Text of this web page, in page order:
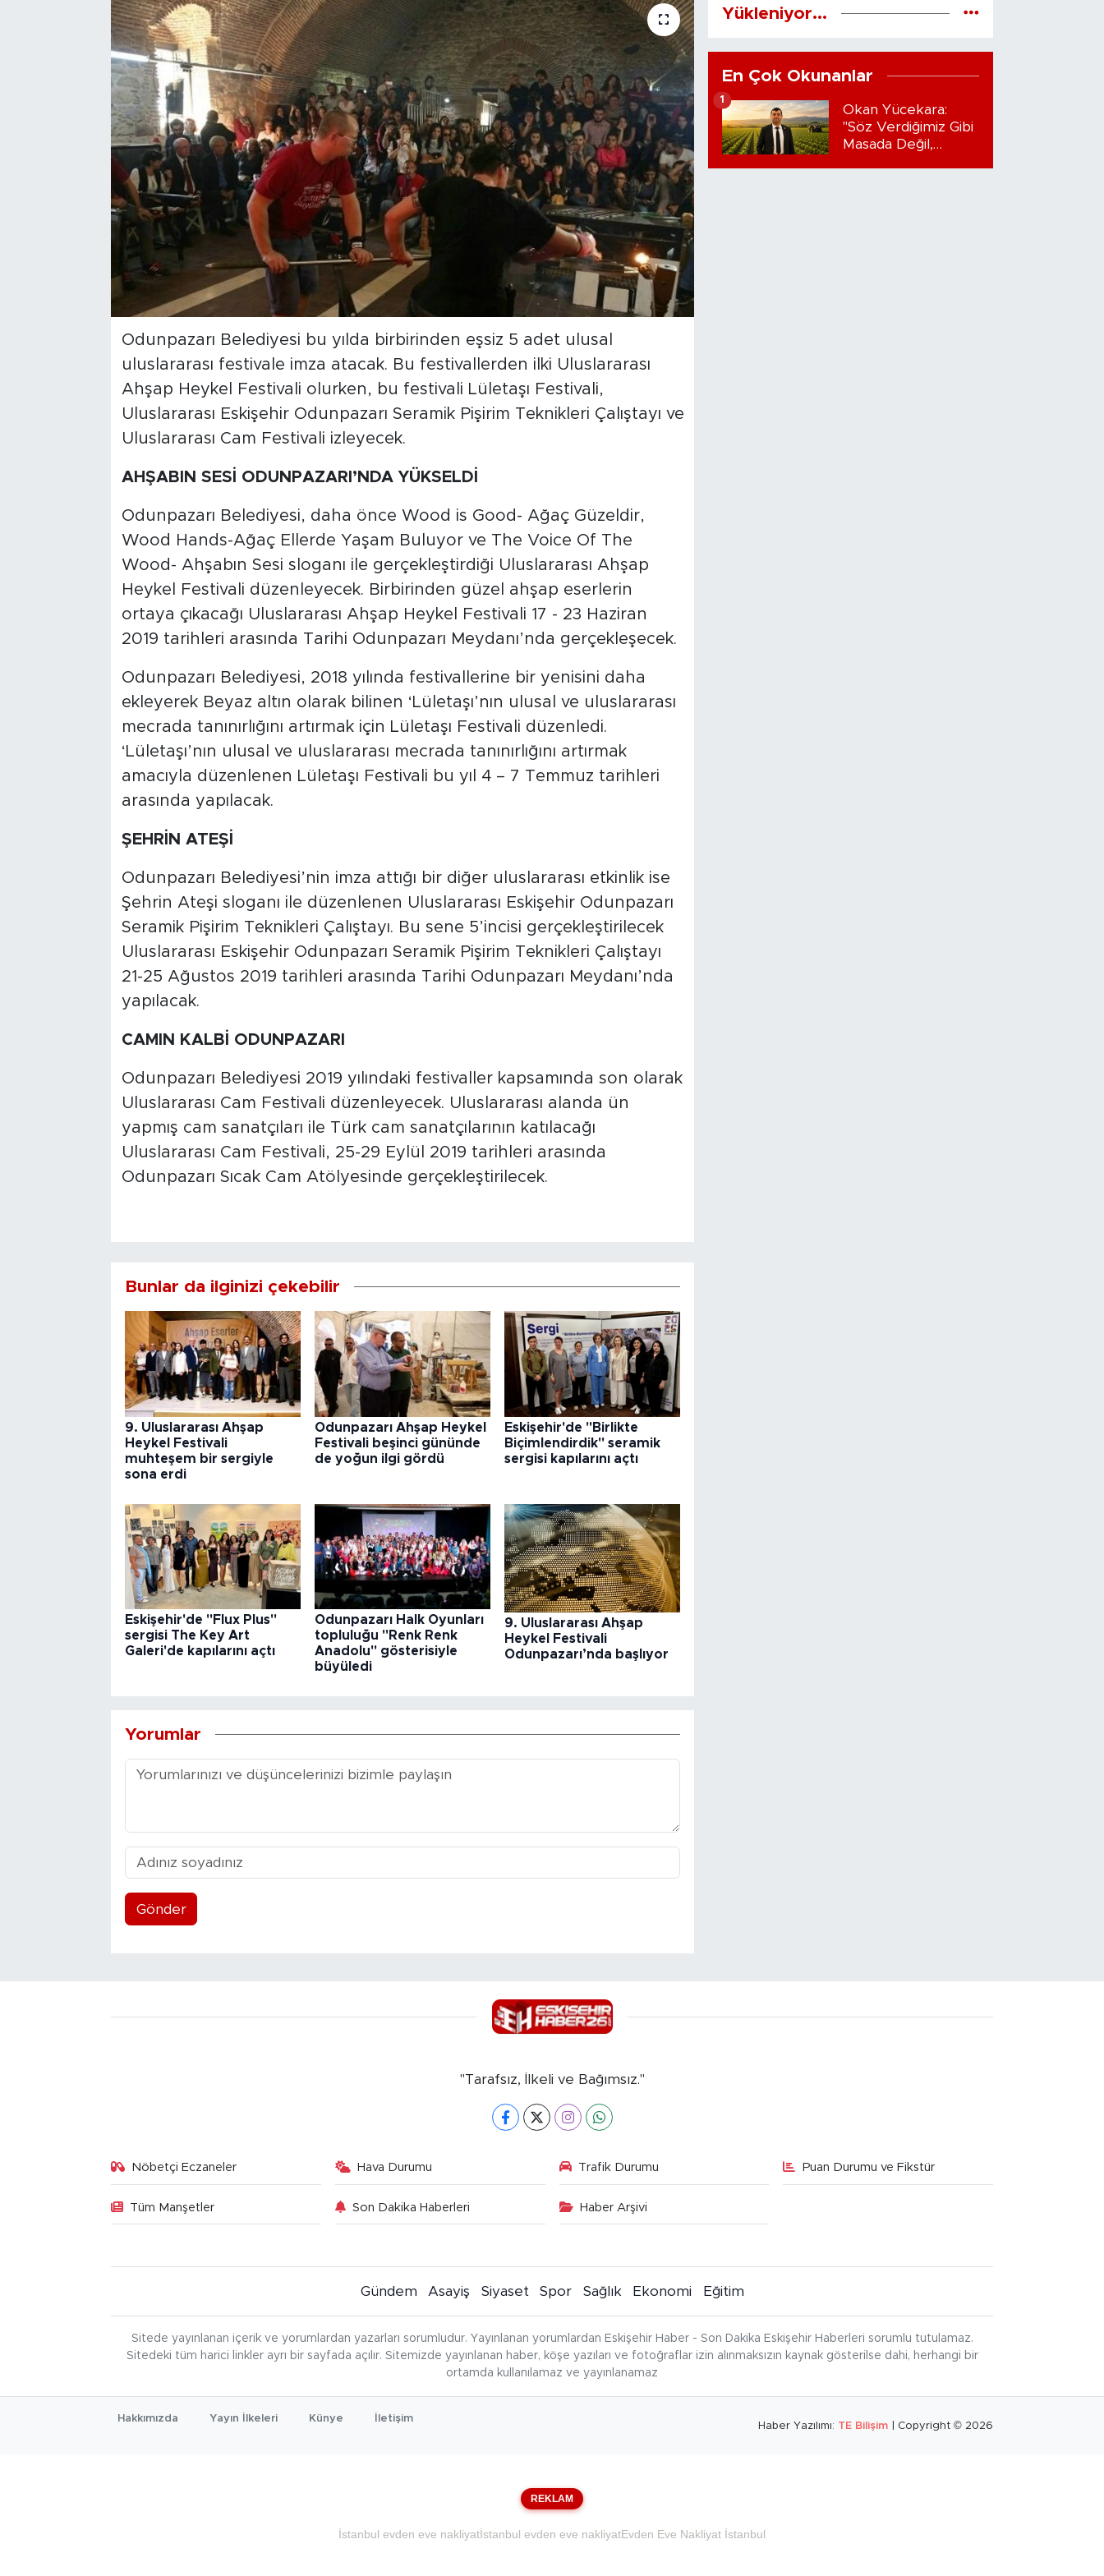
Odunpazarı Belediyesi bu yılda birbirinden eşsiz 5 adet ulusal
uluslararası festivale imza atacak. Bu festivallerden ilki Uluslararası
Ahşap Heykel Festivali olurken, bu festivali Lületaşı Festivali,
Uluslararası Eskişehir Odunpazarı Seramik Pişirim Teknikleri Çalıştayı ve
Uluslararası Cam Festivali izleyecek.
AHŞABIN SESİ ODUNPAZARI’NDA YÜKSELDİ
Odunpazarı Belediyesi, daha önce Wood is Good- Ağaç Güzeldir,
Wood Hands-Ağaç Ellerde Yaşam Buluyor ve The Voice Of The
Wood- Ahşabın Sesi sloganı ile gerçekleştirdiği Uluslararası Ahşap
Heykel Festivali düzenleyecek. Birbirinden güzel ahşap eserlerin
ortaya çıkacağı Uluslararası Ahşap Heykel Festivali 17 - 23 Haziran
2019 tarihleri arasında Tarihi Odunpazarı Meydanı’nda gerçekleşecek.
Odunpazarı Belediyesi, 2018 yılında festivallerine bir yenisini daha
ekleyerek Beyaz altın olarak bilinen ‘Lületaşı’nın ulusal ve uluslararası
mecrada tanınırlığını artırmak için Lületaşı Festivali düzenledi.
‘Lületaşı’nın ulusal ve uluslararası mecrada tanınırlığını artırmak
amacıyla düzenlenen Lületaşı Festivali bu yıl 4 – 7 Temmuz tarihleri
arasında yapılacak.
ŞEHRİN ATEŞİ
Odunpazarı Belediyesi’nin imza attığı bir diğer uluslararası etkinlik ise
Şehrin Ateşi sloganı ile düzenlenen Uluslararası Eskişehir Odunpazarı
Seramik Pişirim Teknikleri Çalıştayı. Bu sene 5’incisi gerçekleştirilecek
Uluslararası Eskişehir Odunpazarı Seramik Pişirim Teknikleri Çalıştayı
21-25 Ağustos 2019 tarihleri arasında Tarihi Odunpazarı Meydanı’nda
yapılacak.
CAMIN KALBİ ODUNPAZARI
Odunpazarı Belediyesi 2019 yılındaki festivaller kapsamında son olarak
Uluslararası Cam Festivali düzenleyecek. Uluslararası alanda ün
yapmış cam sanatçıları ile Türk cam sanatçılarının katılacağı
Uluslararası Cam Festivali, 25-29 Eylül 2019 tarihleri arasında
Odunpazarı Sıcak Cam Atölyesinde gerçekleştirilecek.
Bunlar da ilginizi çekebilir
9. Uluslararası Ahşap
Heykel Festivali
muhteşem bir sergiyle
sona erdi
Odunpazarı Ahşap Heykel
Festivali beşinci gününde
de yoğun ilgi gördü
Eskişehir'de "Birlikte
Biçimlendirdik" seramik
sergisi kapılarını açtı
Eskişehir'de "Flux Plus"
sergisi The Key Art
Galeri'de kapılarını açtı
Odunpazarı Halk Oyunları
topluluğu "Renk Renk
Anadolu" gösterisiyle
büyüledi
9. Uluslararası Ahşap
Heykel Festivali
Odunpazarı’nda başlıyor
Yorumlar
Gönder
Yükleniyor...
En Çok Okunanlar
Okan Yücekara:
"Söz Verdiğimiz Gibi
Masada Değil,
1
"Tarafsız, İlkeli ve Bağımsız."
Nöbetçi Eczaneler Hava Durumu Trafik Durumu Puan Durumu ve Fikstür
Tüm Manşetler Son Dakika Haberleri Haber Arşivi
Gündem Asayiş Siyaset Spor Sağlık Ekonomi Eğitim
Sitede yayınlanan içerik ve yorumlardan yazarları sorumludur. Yayınlanan yorumlardan Eskişehir Haber - Son Dakika Eskişehir Haberleri sorumlu tutulamaz.
Sitedeki tüm harici linkler ayrı bir sayfada açılır. Sitemizde yayınlanan haber, köşe yazıları ve fotoğraflar izin alınmaksızın kaynak gösterilse dahi, herhangi bir
ortamda kullanılamaz ve yayınlanamaz
Hakkımızda Yayın İlkeleri Künye İletişim
Haber Yazılımı: TE Bilişim | Copyright © 2026
REKLAM
İstanbul evden eve nakliyatİstanbul evden eve nakliyatEvden Eve Nakliyat İstanbul
Teknoloji